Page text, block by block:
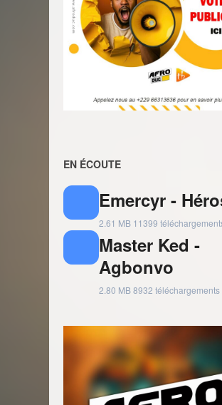
EN ÉCOUTE
Emercyr -
2.61 MB 11399
Master Ked -
Agbonvo
2.80 MB8932 téléchargements